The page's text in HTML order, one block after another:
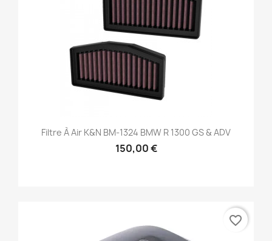
Filtre À Air K&N BM-1324 BMW R 1300 GS & ADV
150,00 €
favorite_border